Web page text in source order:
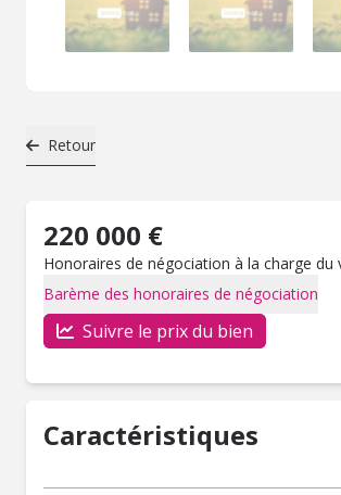
Retour
220 000 €
Honoraires de négociation à la charge du
Barème des honoraires de négociation
Suivre le prix du bien
Caractéristiques